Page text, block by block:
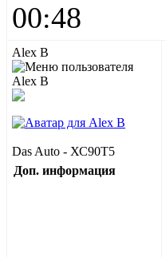
00:48
Alex B
Das Auto - ХС90Т5
Доп. информация